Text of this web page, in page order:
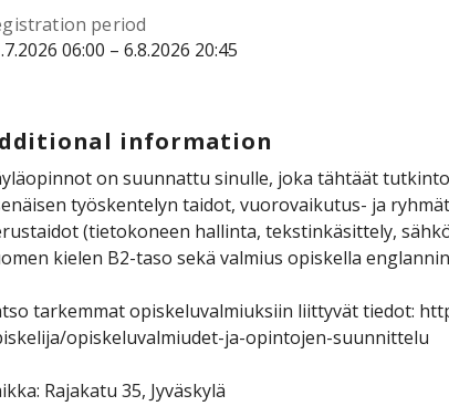
period
06:00 – 6.8.2026 20:45
information
on suunnattu sinulle, joka tähtäät
työskentelyn taidot, vuorovaikutus- ja
(tietokoneen hallinta, tekstinkäsittely,
kielen B2-taso sekä valmius opiskella
tarkemmat opiskeluvalmiuksiin liittyvät tiedot:
opiskeluvalmiudet-ja-opintojen-suunnittelu
Rajakatu 35, Jyväskylä